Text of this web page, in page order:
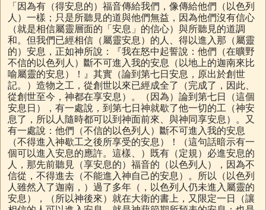
「因為有（得安息的）福音傳給我們，像傳給他們（以色列
人）一樣；只是所聽見的道與他們無益，因為他們沒有信心
（就是相信屬靈層面的「安息」的信心）與所聽見的道調
和。但我們已經相信（屬靈安息）的人、得以進入那（屬靈
的）安息，正如神所說：『我在怒中起誓說：他們（在曠野
不信的以色列人）斷不可進入我的安息（以地上的迦南來比
喻屬靈的安息）！』其實（論到第七日安息，原出於創世
記。）造物之工，從創世以來已經成全了（完成了，因此、
從創世至今，神都在享安息）。（因為）論到第七日（這個
安息日），有一處說，到第七日神就歇了他一切的工（神安
息了，所以人隨時都可以到神面前來、與神同享安息）。又
有一處說：他們（不信的以色列人）斷不可進入我的安息
（不得進入神歇工之後所享受的安息）！（這句話暗示有一
個可以進入安息的應許。這樣、）既有（定規）必進安息的
人，那先前聽見（享安息的）福音的（以色列人），因為不
信從，不得進去（不能進入神自己的安息）。所以（以色列
人雖然入了迦南，）過了多年（，以色列人仍未進入屬靈的
安息），（所以神後來）就在大衛的書上，又限定一日（讓